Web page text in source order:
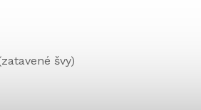
švy)